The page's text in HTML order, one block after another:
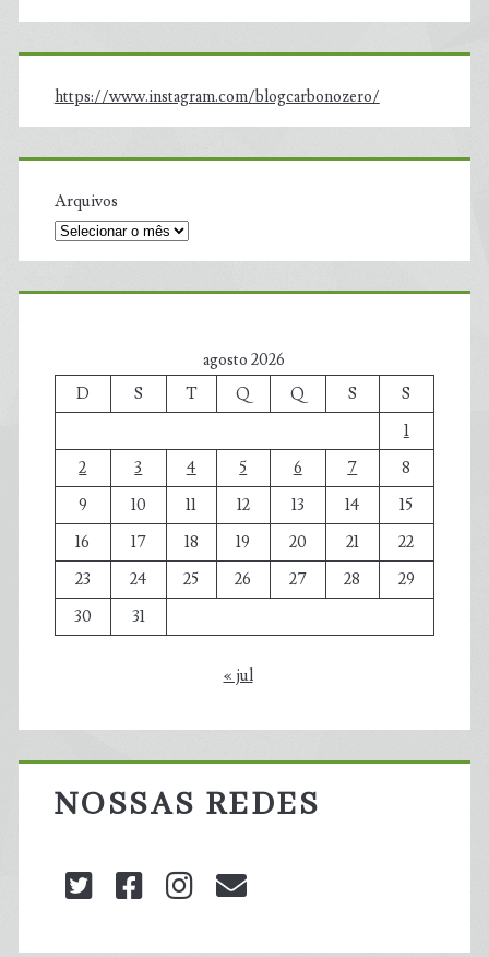
https://www.instagram.com/blogcarbonozero/
Arquivos
agosto 2026
D
S T Q Q S
S
1
2
3 4 5 6 7
8
9
10 11 12 13 14
15
16
17 18 19 20 21
22
23
24 25 26 27 28
29
30
31
« jul
NOSSAS REDES
twitterfacebookinstagram